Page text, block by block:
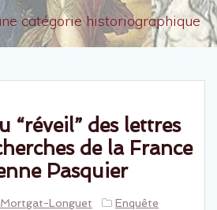
catégorie historiographique
“réveil” des lettres
de la France
Pasquier
Longuet
Enquête